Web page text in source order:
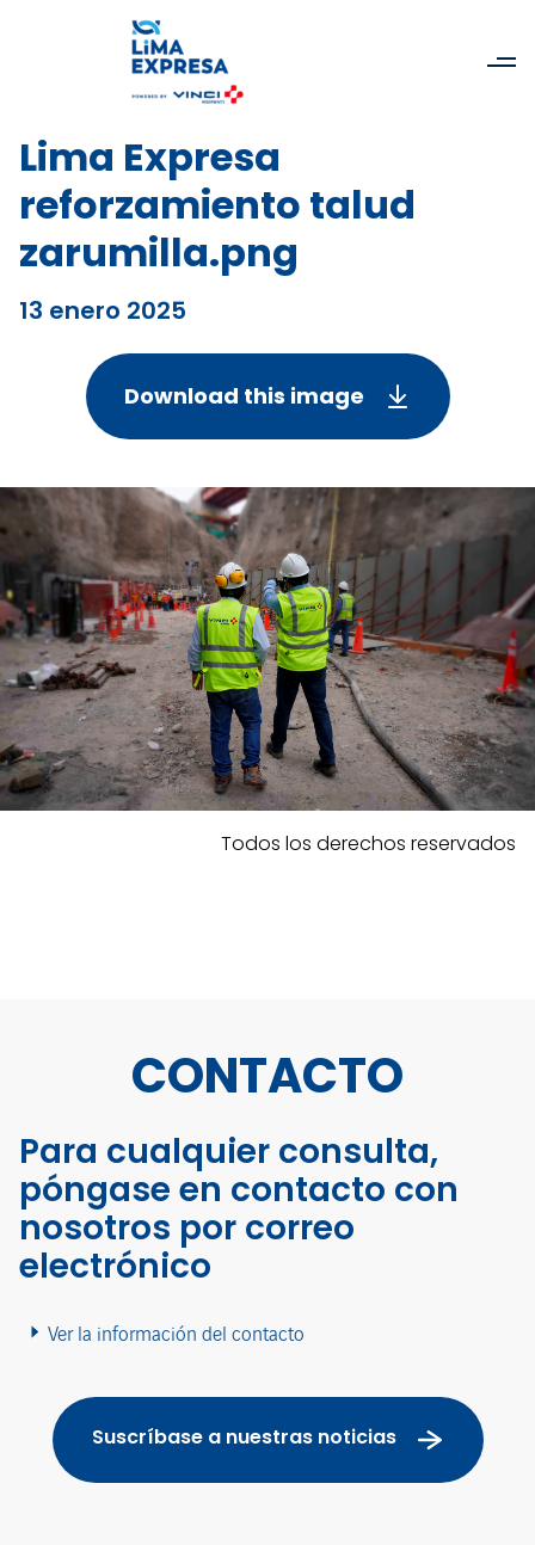
Lima Expresa
reforzamiento talud
zarumilla.png
13 enero 2025
Download this image
Todos los derechos reservados
CONTACTO
Para cualquier consulta,
póngase en contacto con
nosotros por correo
electrónico
Ver la información del contacto
Suscríbase a nuestras noticias